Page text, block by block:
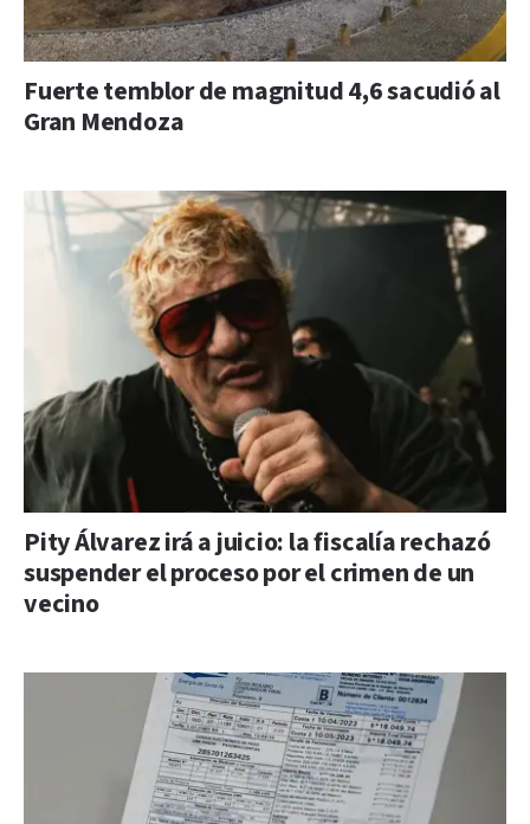
Fuerte temblor de magnitud 4,6 sacudió al
Gran Mendoza
Pity Álvarez irá a juicio: la fiscalía rechazó
suspender el proceso por el crimen de un
vecino